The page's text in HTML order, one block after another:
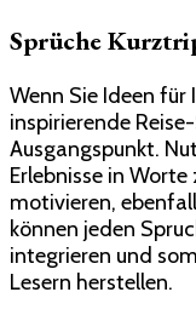
Sprüche
Wenn Sie Ideen
inspirierende
Ausgangspunkt.
Erlebnisse in Worte
motivieren,
können jeden
integrieren und
Lesern herstellen.